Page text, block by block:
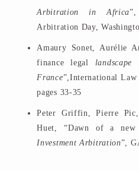
Arbitration in Africa
Arbitration Day,
Amaury Sonet, Aurélie
finance legal
France”,International
pages 33-35
Peter Griffin, Pierre Pic,
Huet,
“Dawn of a new
Investment Arbitration”,